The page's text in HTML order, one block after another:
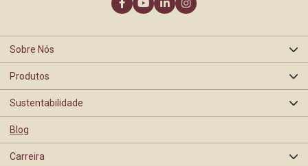
Sobre Nós
Nossa história
Produtos
Barra Mansa
Sustentabilidade
Blog
Carreira